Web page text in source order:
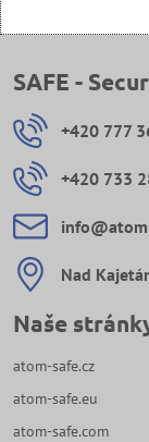
SAFE -
+420 777
+420 733
Nad
Naše
atom-safe.cz
atom-safe.eu
atom-safe.com